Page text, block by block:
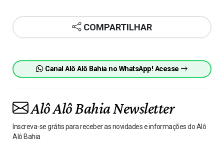
COMPARTILHAR
Canal Alô Alô Bahia no WhatsApp! Acesse
Alô Alô Bahia Newsletter
Inscreva-se grátis para receber as novidades e informações do Alô
Alô Bahia